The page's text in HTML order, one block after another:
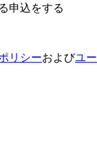
申込をする
リシーおよびユー